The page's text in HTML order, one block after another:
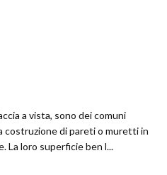
a vista, sono dei comuni
costruzione di pareti o muretti in
La loro superficie ben l...